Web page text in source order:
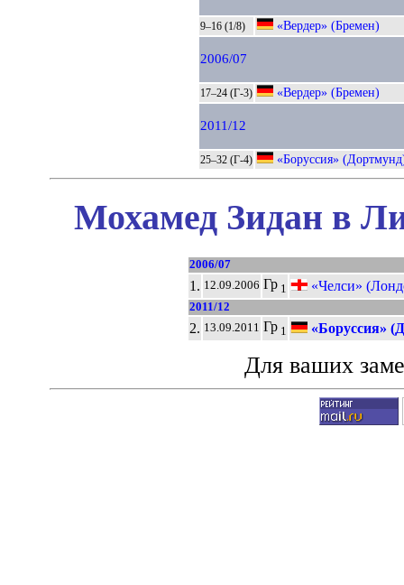
9–16 (1/8) «Вердер» (Бремен)
2006/07
17–24 (Г-3) «Вердер» (Бремен)
2011/12
25–32 (Г-4) «Боруссия»
Мохамед Зидан в
2006/07
1. 12.09.2006 Гр 1 «Челси»
2011/12
2. 13.09.2011 Гр 1 «Боруссия»
Для ваших